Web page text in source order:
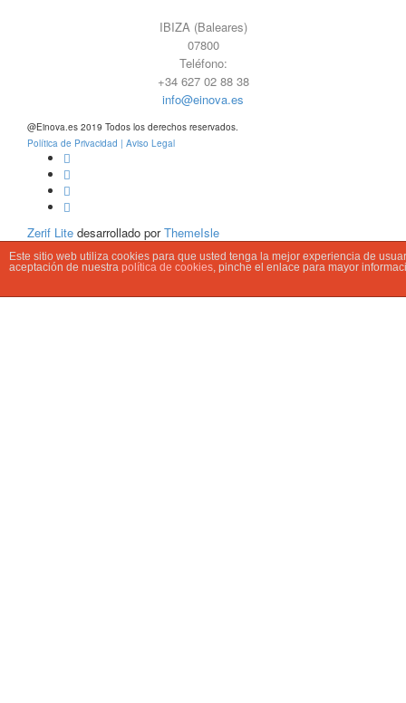
IBIZA (Baleares)
07800
Teléfono:
+34 627 02 88 38
info@einova.es
@Einova.es 2019 Todos los derechos reservados.
Política de Privacidad | Aviso Legal
Enlace
de
Facebook
Enlace
de
Twitter
Enlace
de
Zerif Lite desarrollado porThemeIsle
Este sitio web utiliza cookies para que usted tenga la mejor experiencia de
aceptación de nuestra política de cookies, pinche el enlace para mayor